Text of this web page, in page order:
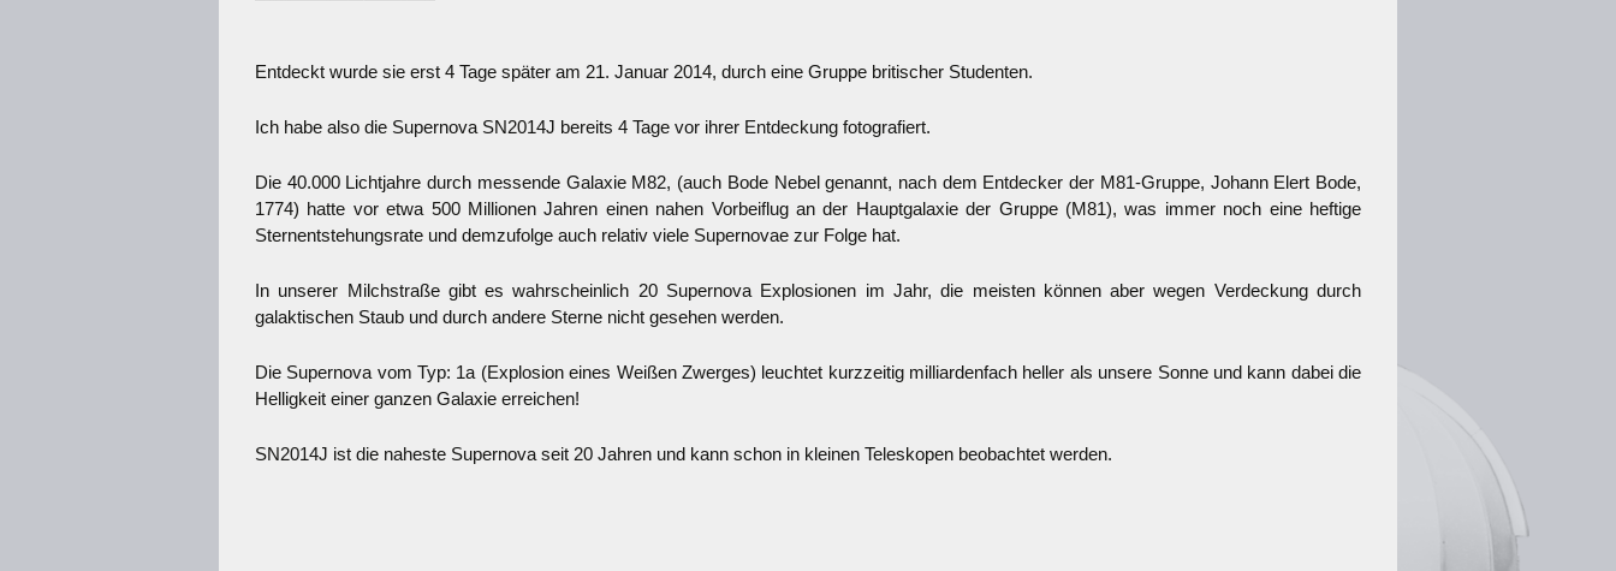
Entdeckt wurde sie erst 4 Tage später am 21. Januar 2014, durch eine Gruppe britischer Studenten.
Ich habe also die Supernova SN2014J bereits 4 Tage vor ihrer Entdeckung fotografiert.
Die 40.000 Lichtjahre durch messende Galaxie M82, (auch Bode Nebel genannt, nach dem Entdecker der M81-Gruppe, Johann Elert Bode,
1774) hatte vor etwa 500 Millionen Jahren einen nahen Vorbeiflug an der Hauptgalaxie der Gruppe (M81), was immer noch eine heftige
Sternentstehungsrate und demzufolge auch relativ viele Supernovae zur Folge hat.
In unserer Milchstraße gibt es wahrscheinlich 20 Supernova Explosionen im Jahr, die meisten können aber wegen Verdeckung durch
galaktischen Staub und durch andere Sterne nicht gesehen werden.
Die Supernova vom Typ: 1a (Explosion eines Weißen Zwerges) leuchtet kurzzeitig milliardenfach heller als unsere Sonne und kann dabei die
Helligkeit einer ganzen Galaxie erreichen!
SN2014J ist die naheste Supernova seit 20 Jahren und kann schon in kleinen Teleskopen beobachtet werden.